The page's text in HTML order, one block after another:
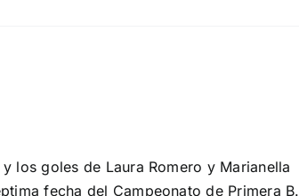
los goles de Laura Romero y Marianella
fecha del Campeonato de Primera B.